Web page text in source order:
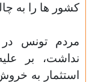
کشور ها را به
مردم تونس
نداشت، بر
استثمار به